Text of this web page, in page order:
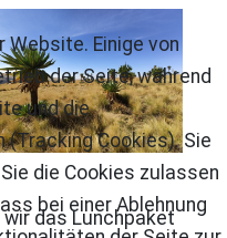
das Lunchpaket
Einige von
der Seite, während
und die
Cookies). Sie
die Cookies zulassen
bei einer Ablehnung